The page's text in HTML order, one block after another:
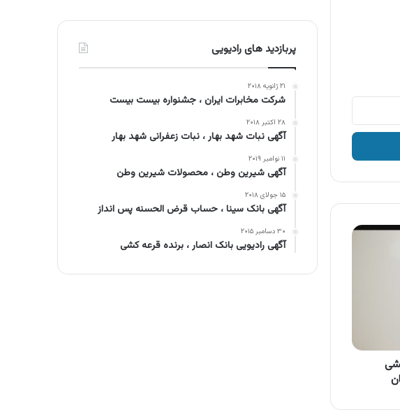
پربازدید های رادیویی
۲۱ ژانویه ۲۰۱۸
شرکت مخابرات ایران ، جشنواره بیست بیست
۲۸ اکتبر ۲۰۱۸
آگهی نبات شهد بهار ، نبات زعفرانی شهد بهار
۱۱ نوامبر ۲۰۱۹
آگهی شیرین وطن ، محصولات شیرین وطن
۱۵ جولای ۲۰۱۸
آگهی بانک سینا ، حساب قرض الحسنه پس انداز
۳۰ دسامبر ۲۰۱۵
آگهی رادیویی بانک انصار ، برنده قرعه کشی